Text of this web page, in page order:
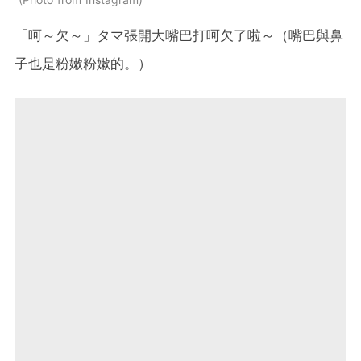
「呵～欠～」タマ張開大嘴巴打呵欠了啦～（嘴巴與鼻
子也是粉嫰粉嫰的。）